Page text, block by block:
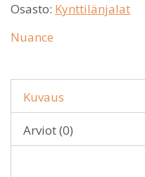
Osasto: Kynttilänjalat
Nuance
Kuvaus
Arviot (0)